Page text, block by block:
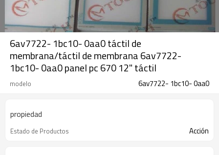
6av7722- 1bc10- 0aa0 táctil de
membrana/táctil de membrana 6av7722-
1bc10- 0aa0 panel pc 670 12" táctil
modelo 6av7722- 1bc10- 0aa0
propiedad
Estado de Productos Acción